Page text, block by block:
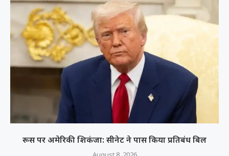
रूस पर अमेरिकी शिकंजा: सीनेट ने पास किया प्रतिबंध बिल